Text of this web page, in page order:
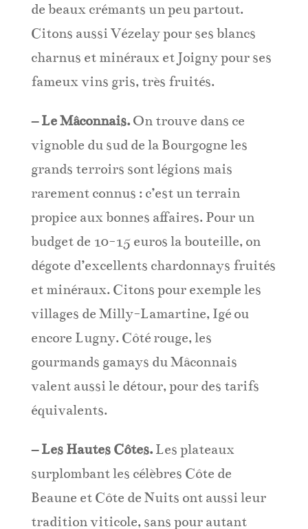
de beaux crémants un peu partout.
Citons aussi Vézelay pour ses blancs
charnus et minéraux et Joigny pour ses
fameux vins gris, très fruités.
– Le Mâconnais.On trouve dans ce
vignoble du sud de la Bourgogne les
grands terroirs sont légions mais
rarement connus : c’est un terrain
propice aux bonnes affaires. Pour un
budget de 10-15 euros la bouteille, on
dégote d’excellents chardonnays fruités
et minéraux. Citons pour exemple les
villages de Milly-Lamartine, Igé ou
encore Lugny. Côté rouge, les
gourmands gamays du Mâconnais
valent aussi le détour, pour des tarifs
équivalents.
– Les Hautes Côtes.Les plateaux
surplombant les célèbres Côte de
Beaune et Côte de Nuits ont aussi leur
tradition viticole, sans pour autant